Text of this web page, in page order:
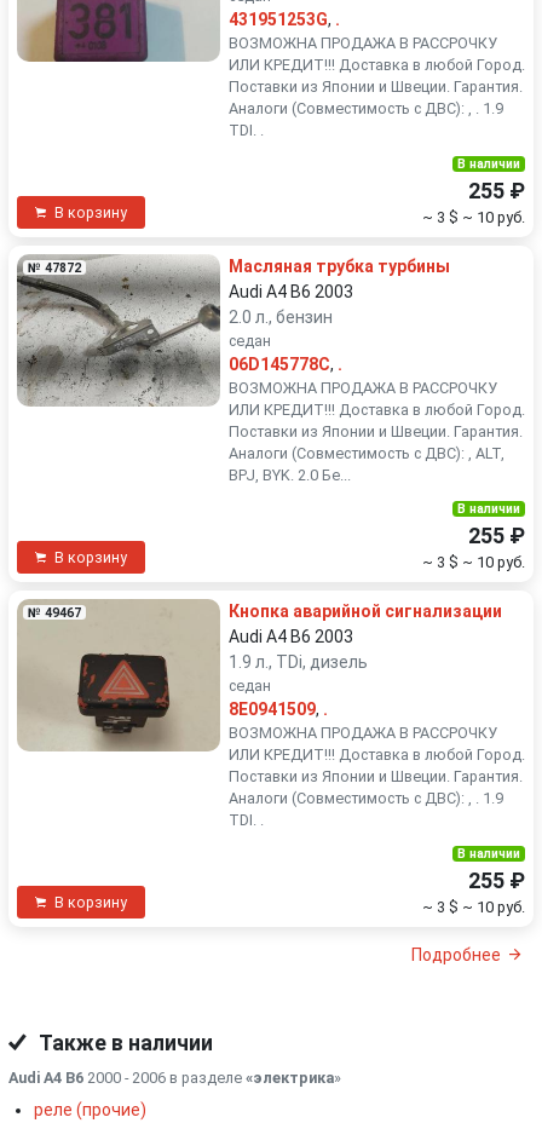
431951253G, .
ВОЗМОЖНА ПРОДАЖА В РАССРОЧКУ
ИЛИ КРЕДИТ!!! Доставка в любой Город.
Поставки из Японии и Швеции. Гарантия.
Аналоги (Совместимость с ДВС): , . 1.9
TDI. .
В корзину
В наличии
255 ₽
~ 3 $ ~ 10 руб.
№ 47872
Масляная трубка турбины
Audi A4 B6 2003
2.0 л., бензин
седан
06D145778C, .
ВОЗМОЖНА ПРОДАЖА В РАССРОЧКУ
ИЛИ КРЕДИТ!!! Доставка в любой Город.
Поставки из Японии и Швеции. Гарантия.
Аналоги (Совместимость с ДВС): , ALT,
BPJ, BYK. 2.0 Бе...
В корзину
В наличии
255 ₽
~ 3 $ ~ 10 руб.
№ 49467
Кнопка аварийной сигнализации
Audi A4 B6 2003
1.9 л., TDi, дизель
седан
8E0941509, .
ВОЗМОЖНА ПРОДАЖА В РАССРОЧКУ
ИЛИ КРЕДИТ!!! Доставка в любой Город.
Поставки из Японии и Швеции. Гарантия.
Аналоги (Совместимость с ДВС): , . 1.9
TDI. .
В корзину
В наличии
255 ₽
~ 3 $ ~ 10 руб.
Подробнее
Также в наличии
Audi A4 B6 2000 - 2006 в разделе «электрика»
реле (прочие)